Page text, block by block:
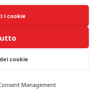
chiare su come
nella tua vita
il tuo sonno, ma
generale
per trovare quelle che
i cookie
cookie
Management